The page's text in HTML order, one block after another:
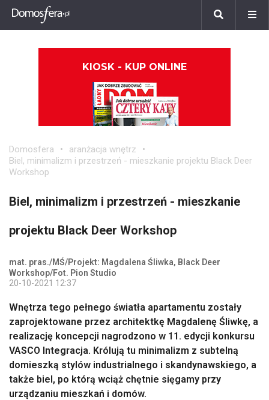
KIOSK - KUP ONLINE
Domosfera
aranżacja wnętrz
Biel, minimalizm i przestrzeń - mieszkanie projektu Black Deer
Workshop
Biel, minimalizm i przestrzeń - mieszkanie
projektu Black Deer Workshop
mat. pras./MŚ/Projekt: Magdalena Śliwka, Black Deer
Workshop/Fot. Pion Studio
20-10-2021 12:37
Wnętrza tego pełnego światła apartamentu zostały
zaprojektowane przez architektkę Magdalenę Śliwkę, a
realizację koncepcji nagrodzono w 11. edycji konkursu
VASCO Integracja. Królują tu minimalizm z subtelną
domieszką stylów industrialnego i skandynawskiego, a
także biel, po którą wciąż chętnie sięgamy przy
urządzaniu mieszkań i domów.